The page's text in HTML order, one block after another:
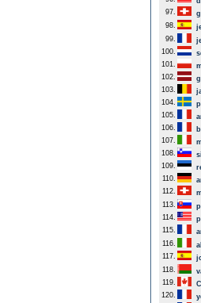
97.
98.
99.
100.
101.
102.
103.
104.
105.
106.
107.
108.
109.
110.
112.
113.
114.
115.
116.
117.
118.
119.
120.